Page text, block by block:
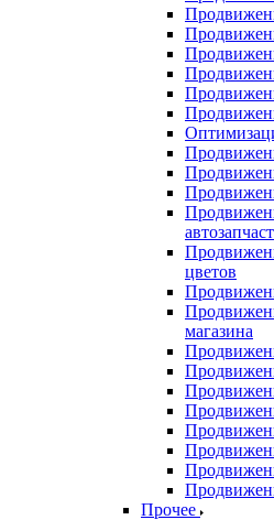
цветов
магазина
Прочее